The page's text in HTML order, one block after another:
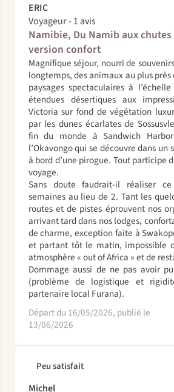
ERIC
Voyageur - 1 avis
Namibie, Du Namib aux
version confort
Magnifique séjour, nourri de
longtemps, des animaux au plus près
paysages spectaculaires à
étendues désertiques aux
Victoria sur fond de végétation
par les dunes écarlates de
fin du monde à Sandwich
l’Okavongo qui se découvre dans un
à bord d’une pirogue. Tout participe
voyage.
Sans doute faudrait-il réaliser
semaines au lieu de 2. Tant les
routes et de pistes éprouvent nos
arrivant tard dans nos lodges,
de charme, exception faite à
et partant tôt le matin, impossible
atmosphère « out of Africa » et de
Dommage aussi de ne pas avoir
(problème de logistique et
partenaire local Furana).
Départ du 16/05/2026, publié le
13/06/2026
Peu satisfait
Michel